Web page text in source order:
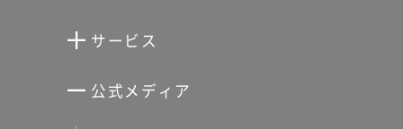
でのトークを通し、美術の楽
トテラー・とに～さんととも
分館スケジュール
サービス
公式メディア